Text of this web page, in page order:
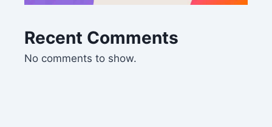
Recent Comments
No comments to show.